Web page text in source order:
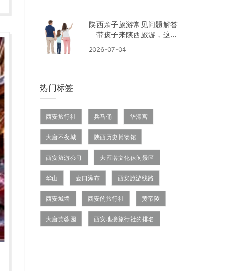
陕西亲子旅游常见问题解答
｜带孩子来陕西旅游，这些
问题提前了解！
2026-07-04
热门标签
西安旅行社 兵马俑 华清宫
大唐不夜城 陕西历史博物馆
西安旅游公司 大雁塔文化休闲景区
华山 壶口瀑布 西安旅游线路
西安城墙 西安的旅行社 黄帝陵
大唐芙蓉园 西安地接旅行社的排名